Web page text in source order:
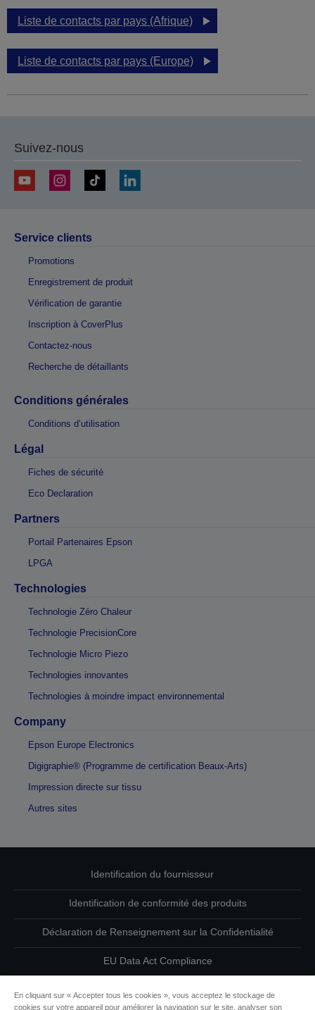
Liste de contacts par pays (Afrique)
Liste de contacts par pays (Europe)
Suivez-nous
Service clients
Promotions
Enregistrement de produit
Vérification de garantie
Inscription à CoverPlus
Contactez-nous
Recherche de détaillants
Conditions générales
Conditions d’utilisation
Légal
Fiches de sécurité
Eco Declaration
Partners
Portail Partenaires Epson
LPGA
Technologies
Technologie Zéro Chaleur
Technologie PrecisionCore
Technologie Micro Piezo
Technologies innovantes
Technologies à moindre impact environnemental
Company
Epson Europe Electronics
Digigraphie® (Programme de certification Beaux-Arts)
Impression directe sur tissu
Autres sites
Identification du fournisseur
Identification de conformité des produits
Déclaration de Renseignement sur la Confidentialité
EU Data Act Compliance
En cliquant sur « Accepter tous les cookies », vous acceptez le stockage de
cookies sur votre appareil pour améliorer la navigation sur le site, analyser son